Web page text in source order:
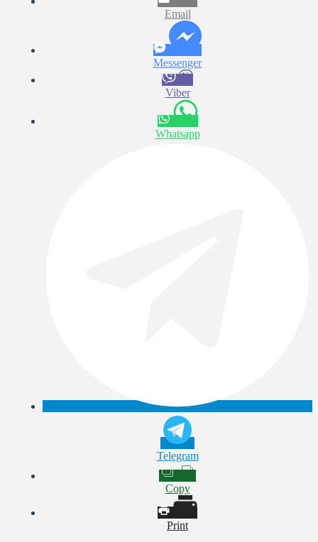
Email
Messenger
Viber
Whatsapp
Telegram
Copy
Print